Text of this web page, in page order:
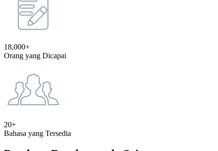
18,000+
Orang yang Dicapai
20+
Bahasa yang Tersedia